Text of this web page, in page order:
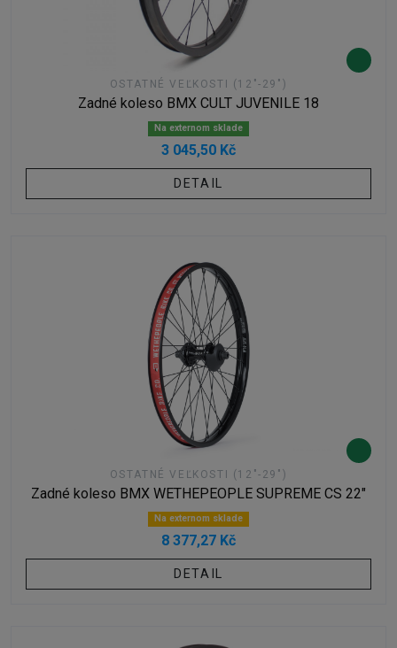
OSTATNÉ VEĽKOSTI (12"-29")
Zadné koleso BMX CULT JUVENILE 18
Na externom sklade
3 045,50 Kč
DETAIL
OSTATNÉ VEĽKOSTI (12"-29")
Zadné koleso BMX WETHEPEOPLE SUPREME CS 22"
Na externom sklade
8 377,27 Kč
DETAIL